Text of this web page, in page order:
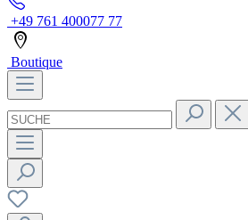
+49 761 400077 77
Boutique